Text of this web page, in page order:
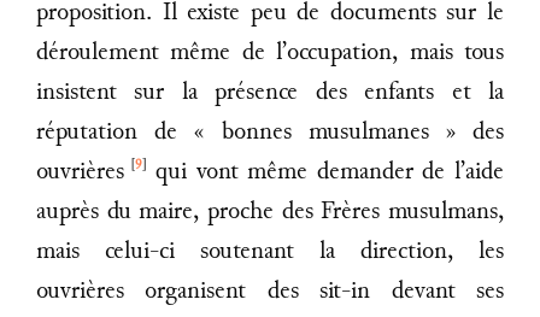
proposition. Il existe peu de documents sur le
déroulement même de l’occupation, mais tous
insistent sur la présence des enfants et la
réputation de « bonnes musulmanes » des
ouvrières
9]
qui vont même demander de l’aide
auprès du maire, proche des Frères musulmans,
mais celui-ci soutenant la direction, les
ouvrières organisent des sit-in devant ses